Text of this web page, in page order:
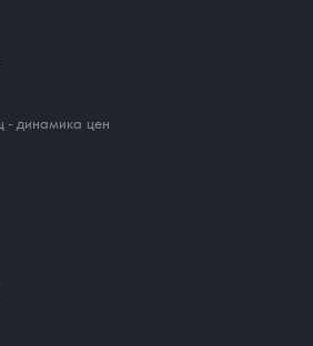
- динамика цен